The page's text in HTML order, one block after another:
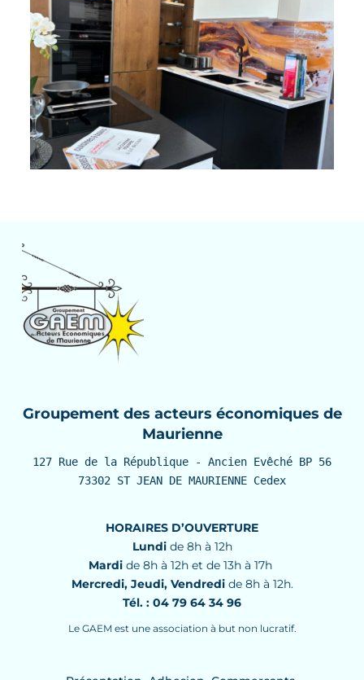
Groupement des acteurs économiques de
Maurienne
127 Rue de la République - Ancien Evêché BP 56
73302 ST JEAN DE MAURIENNE Cedex
HORAIRES D’OUVERTURE
Lundide 8h à 12h
Mardi de 8h à 12h et de 13h à 17h
Mercredi, Jeudi, Vendredide 8h à 12h.
Tél. : 04 79 64 34 96
Le GAEM est une association à but non lucratif.